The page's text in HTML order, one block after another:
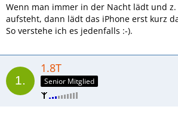
Wenn man immer in der Nacht lädt und z.
aufsteht, dann lädt das iPhone erst kurz
So verstehe ich es jedenfalls :-).
1.8T
Senior Mitglied